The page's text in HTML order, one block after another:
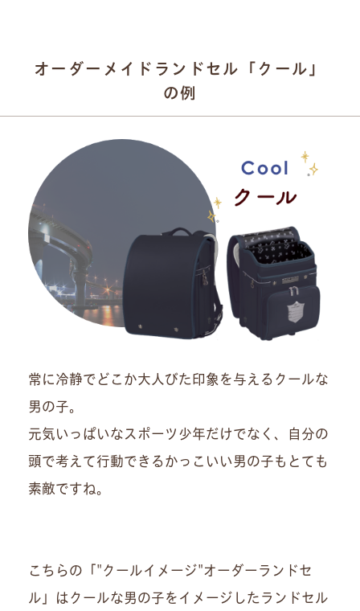
オーダーメイドランドセル「クール」
の例
常に冷静でどこか大人びた印象を与えるクールな
男の子。
元気いっぱいなスポーツ少年だけでなく、自分の
頭で考えて行動できるかっこいい男の子もとても
素敵ですね。
こちらの「"クールイメージ"オーダーランドセ
ル」はクールな男の子をイメージしたランドセル